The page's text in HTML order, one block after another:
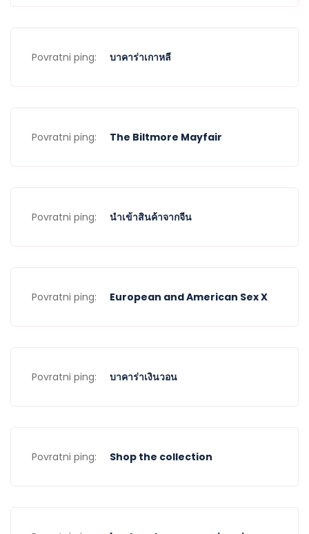
Povratni ping: บาคาร่าเกาหลี
Povratni ping: The Biltmore Mayfair
Povratni ping: นำเข้าสินค้าจากจีน
Povratni ping: European and American Sex X
Povratni ping: บาคาร่าเงินวอน
Povratni ping: Shop the collection